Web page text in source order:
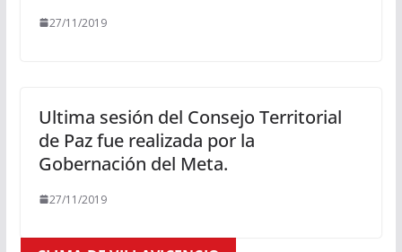
27/11/2019
Ultima sesión del Consejo Territorial
de Paz fue realizada por la
Gobernación del Meta.
27/11/2019